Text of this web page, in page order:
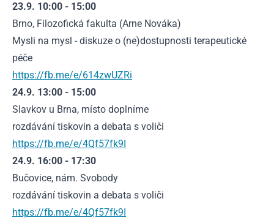
23.9. 10:00 - 15:00
Brno, Filozofická fakulta (Arne Nováka)
Mysli na mysl - diskuze o (ne)dostupnosti terapeutické
péče
https://fb.me/e/614zwUZRi
24.9. 13:00 - 15:00
Slavkov u Brna, místo doplníme
rozdávání tiskovin a debata s voliči
https://fb.me/e/4Qf57fk9I
24.9. 16:00 - 17:30
Bučovice, nám. Svobody
rozdávání tiskovin a debata s voliči
https://fb.me/e/4Qf57fk9I